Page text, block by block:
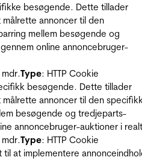
besøgende. Dette tillader
annoncer til den
mellem besøgende og
online annoncebruger-
Type: HTTP Cookie
besøgende. Dette tillader
annoncer til den
besøgende og tredjeparts-
annoncebruger-auktioner i
Type: HTTP Cookie
til at implementere